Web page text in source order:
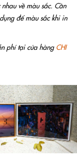
về màu sắc. Cần
để màu sắc khi in
phí tại cửa hàng CHI